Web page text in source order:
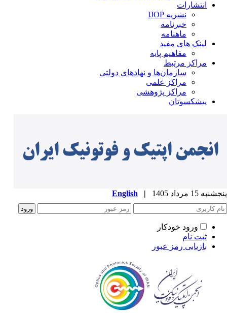
انتشارات
نشریه IJOP
خبرنامه
ماهنامه
لینک های مفید
مفاهیم پایه
مراکز مرتبط
سازمان‌ها و نهادهای دولتی
مراکز علمی
مراکز پژوهشی
پیشکسوتان
15 مرداد 1405 |
English
ورود خودکار
ثبت نام
بازیابی رمز عبور